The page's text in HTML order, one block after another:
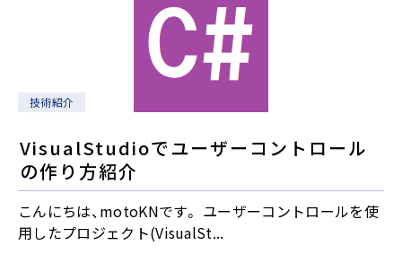
技術紹介
VisualStudioでユーザーコントロール
の作り方紹介
こんにちは、motoKNです。 ユーザーコントロールを使
用したプロジェクト(VisualSt...